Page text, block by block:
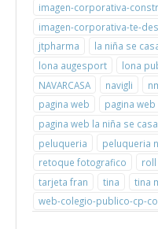
imagen-corporativa-
imagen-corporativa-te-
jtpharma
la niña se
lona augesport
lona
NAVARCASA
navigli
pagina web
pagina web
pagina web la niña se casa
peluqueria
peluqueria
retoque fotografico
roll
tarjeta fran
tina
tina
web-colegio-publico-cp-